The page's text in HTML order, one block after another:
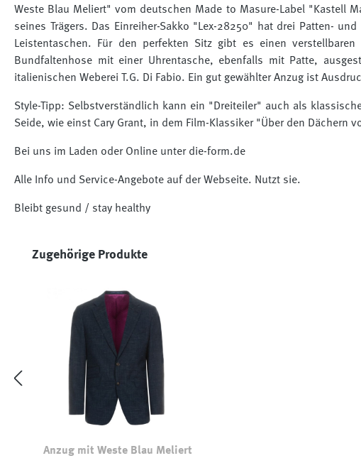
Weste Blau Meliert" vom deutschen Made to Masure-Label "Kastell
seines Trägers. Das Einreiher-Sakko "Lex-28250" hat drei Patten-
Leistentaschen. Für den perfekten Sitz gibt es einen
Bundfaltenhose mit einer Uhrentasche, ebenfalls mit Patte,
italienischen Weberei T.G. Di Fabio. Ein gut gewählter Anzug ist
Style-Tipp: Selbstverständlich kann ein "Dreiteiler" auch als
Seide, wie einst Cary Grant, in dem Film-Klassiker "Über den Dächern
Bei uns im Laden oder Online unter die-form.de
Alle Info und Service-Angebote auf der Webseite. Nutzt sie.
Bleibt gesund / stay healthy
Produktgalerie überspringen
Zugehörige Produkte
Anzug mit Weste Blau Meliert